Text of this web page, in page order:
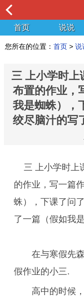
首页 说说
您所在的位置： 首页 > 说
三 上小学时上
布置的作业，
我是蜘蛛），
绞尽脑汁的写
三 上小学时上
的作业，写一篇
蛛），下课了问
了一篇（假如我
在与寒假先
假作业的小三.
高中的时候